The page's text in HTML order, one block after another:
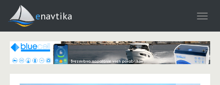
enavtika